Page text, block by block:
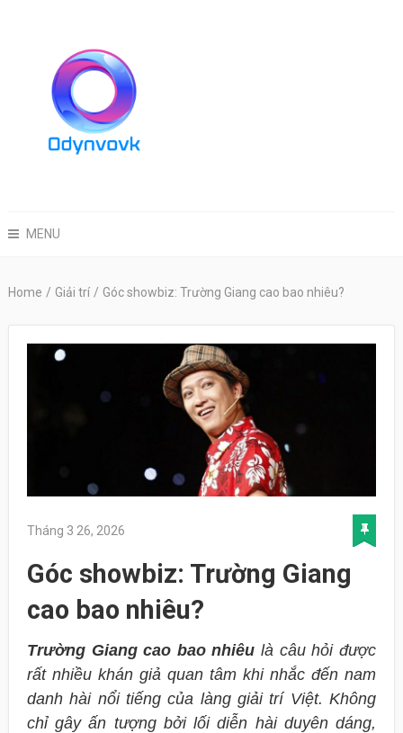
MENU
Home / Giải trí / Góc showbiz: Trường Giang cao bao nhiêu?
Tháng 3 26, 2026
Góc showbiz: Trường Giang
cao bao nhiêu?
Trường Giang cao bao nhiêu là câu hỏi được
rất nhiều khán giả quan tâm khi nhắc đến nam
danh hài nổi tiếng của làng giải trí Việt. Không
chỉ gây ấn tượng bởi lối diễn hài duyên dáng,